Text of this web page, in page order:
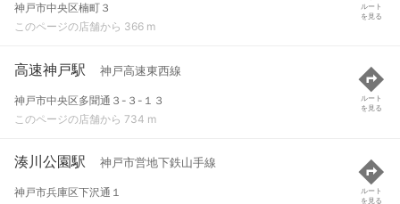
神戸市中央区楠町３
このページの店舗から 366 m
ルート
を見る
高速神戸駅 神戸高速東西線
神戸市中央区多聞通３-３-１３
このページの店舗から 734 m
ルート
を見る
湊川公園駅 神戸市営地下鉄山手線
神戸市兵庫区下沢通１
ルート
を見る